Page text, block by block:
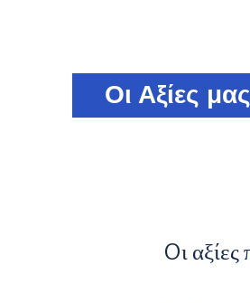
Οι Αξίες μας
Oι